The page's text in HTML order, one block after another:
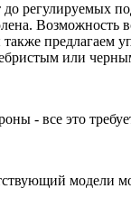
регулируемых
или
- все это
модели